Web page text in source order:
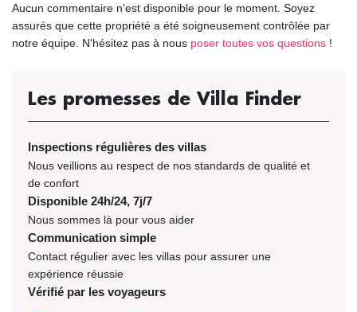
Aucun commentaire n'est disponible pour le moment. Soyez
assurés que cette propriété a été soigneusement contrôlée par
notre équipe. N'hésitez pas à nous poser toutes vos questions !
Les promesses de Villa Finder
Inspections régulières des villas
Nous veillions au respect de nos standards de qualité et
de confort
Disponible 24h/24, 7j/7
Nous sommes là pour vous aider
Communication simple
Contact régulier avec les villas pour assurer une
expérience réussie
Vérifié par les voyageurs